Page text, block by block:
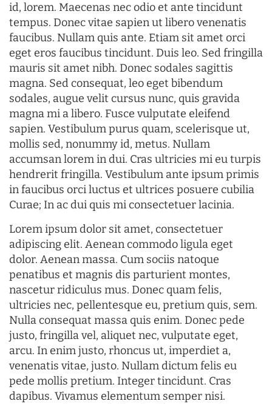
id, lorem. Maecenas nec odio et ante tincidunt
tempus. Donec vitae sapien ut libero venenatis
faucibus. Nullam quis ante. Etiam sit amet orci
eget eros faucibus tincidunt. Duis leo. Sed fringilla
mauris sit amet nibh. Donec sodales sagittis
magna. Sed consequat, leo eget bibendum
sodales, augue velit cursus nunc, quis gravida
magna mi a libero. Fusce vulputate eleifend
sapien. Vestibulum purus quam, scelerisque ut,
mollis sed, nonummy id, metus. Nullam
accumsan lorem in dui. Cras ultricies mi eu turpis
hendrerit fringilla. Vestibulum ante ipsum primis
in faucibus orci luctus et ultrices posuere cubilia
Curae; In ac dui quis mi consectetuer lacinia.
Lorem ipsum dolor sit amet, consectetuer
adipiscing elit. Aenean commodo ligula eget
dolor. Aenean massa. Cum sociis natoque
penatibus et magnis dis parturient montes,
nascetur ridiculus mus. Donec quam felis,
ultricies nec, pellentesque eu, pretium quis, sem.
Nulla consequat massa quis enim. Donec pede
justo, fringilla vel, aliquet nec, vulputate eget,
arcu. In enim justo, rhoncus ut, imperdiet a,
venenatis vitae, justo. Nullam dictum felis eu
pede mollis pretium. Integer tincidunt. Cras
dapibus. Vivamus elementum semper nisi.